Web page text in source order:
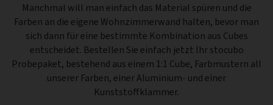
Manchmal will man einfach das Material spüren und die
Farben an die eigene Wohnzimmerwand halten, bevor man
sich dann für eine bestimmte Kombination aus Cubes
entscheidet. Bestellen Sie einfach jetzt Ihr stocubo
Probepaket, bestehend aus einem 1:1 Cube, Farbmustern all
unserer Farben, einer Aluminium- und einer
Kunststoffklammer.